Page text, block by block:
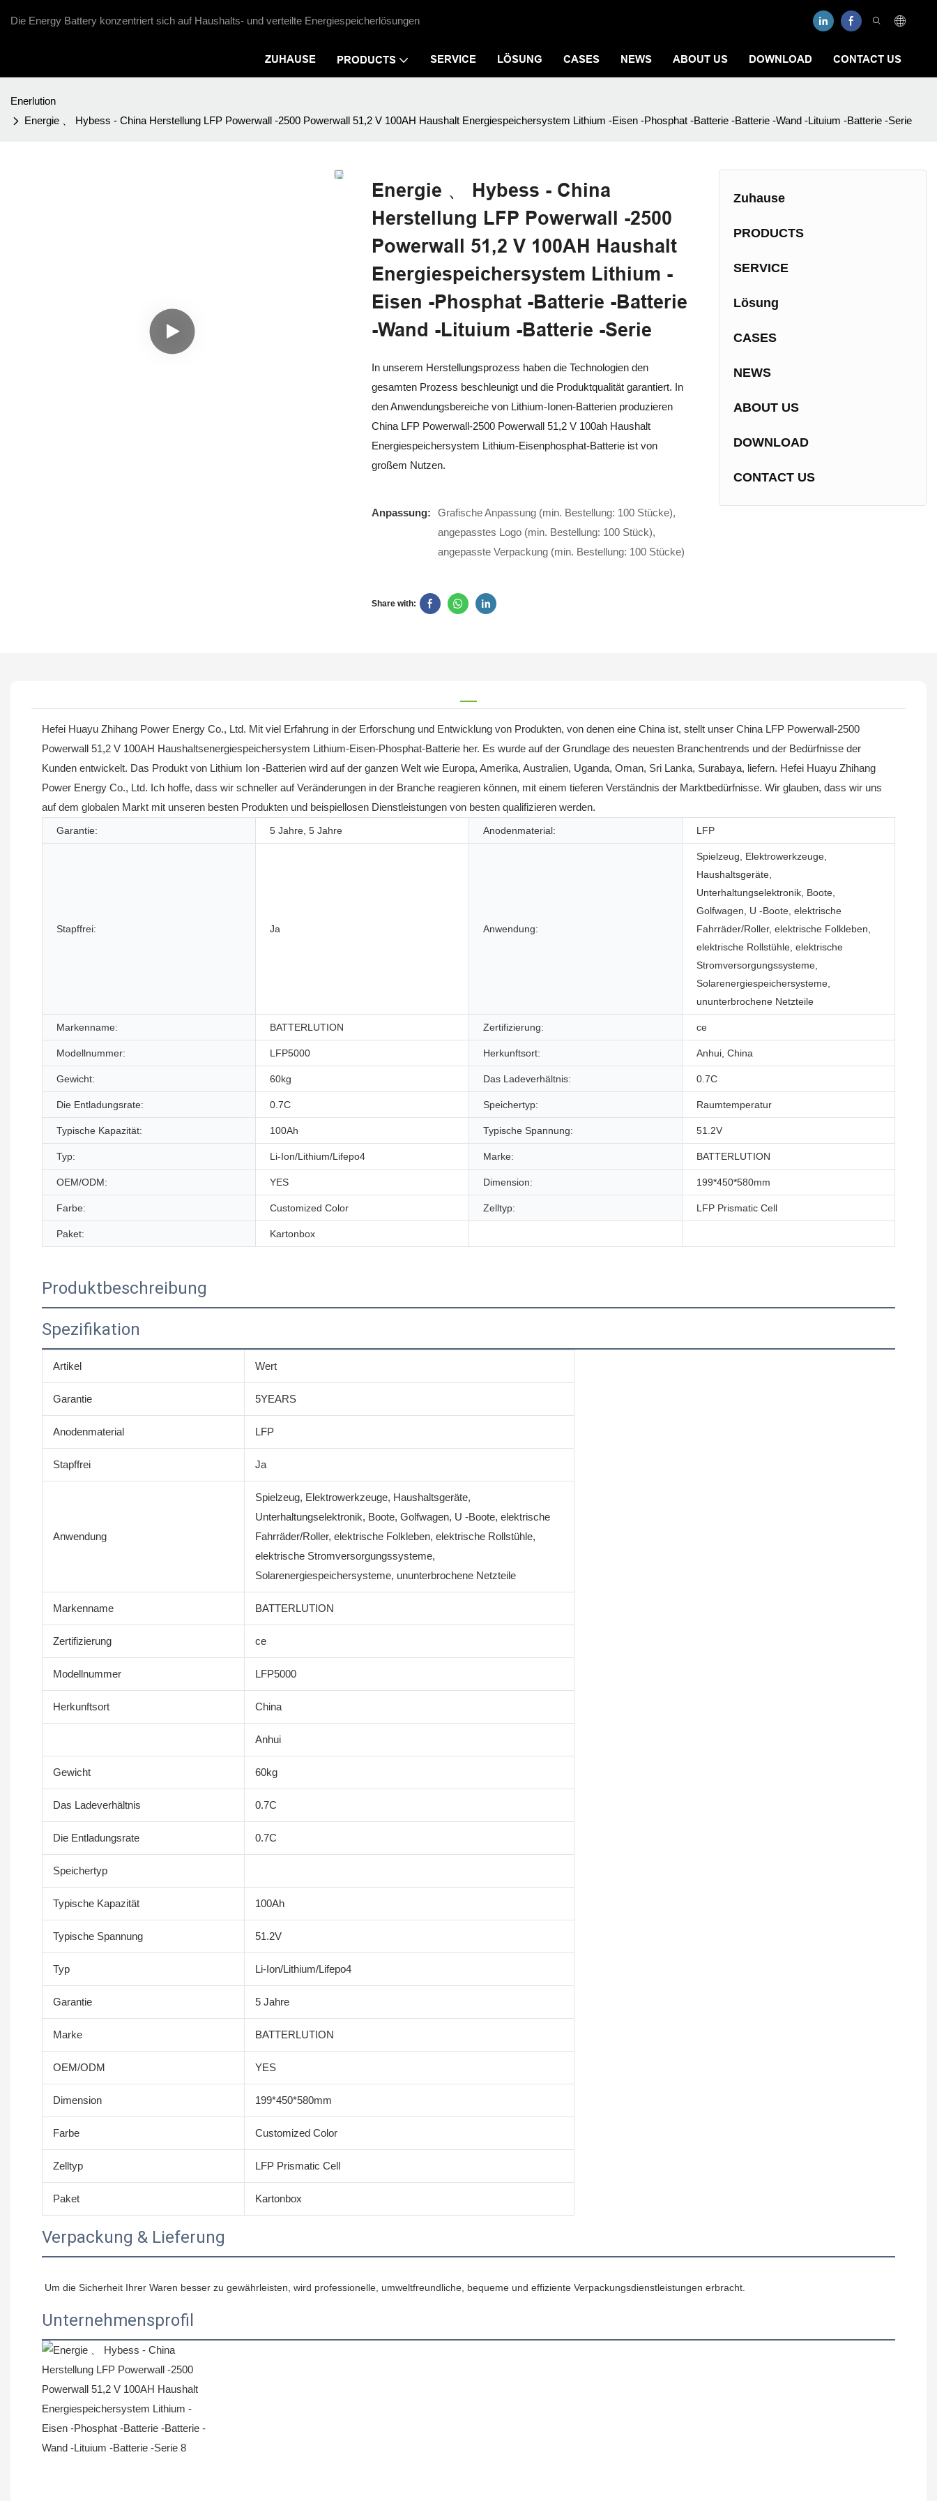
Die Energy Battery konzentriert sich auf Haushalts- und verteilte Energiespeicherlösungen
ZUHAUSE PRODUCTS SERVICE LÖSUNG CASES NEWS ABOUT US DOWNLOAD CONTACT US
Enerlution
Energie 、 Hybess - China Herstellung LFP Powerwall -2500 Powerwall 51,2 V 100AH ​​Haushalt Energiespeichersystem Lithium -Eisen -Phosphat -Batterie -Batterie -Wand -Lituium -Batterie -Serie
Energie 、 Hybess - China
Herstellung LFP Powerwall -2500
Powerwall 51,2 V 100AH ​​Haushalt
Energiespeichersystem Lithium -
Eisen -Phosphat -Batterie -Batterie
-Wand -Lituium -Batterie -Serie
In unserem Herstellungsprozess haben die Technologien den
gesamten Prozess beschleunigt und die Produktqualität garantiert. In
den Anwendungsbereiche von Lithium-Ionen-Batterien produzieren
China LFP Powerwall-2500 Powerwall 51,2 V 100ah Haushalt
Energiespeichersystem Lithium-Eisenphosphat-Batterie ist von
großem Nutzen.
Anpassung:
Grafische Anpassung (min. Bestellung: 100 Stücke),
angepasstes Logo (min. Bestellung: 100 Stück),
angepasste Verpackung (min. Bestellung: 100 Stücke)
Share with:
Zuhause
PRODUCTS
SERVICE
Lösung
CASES
NEWS
ABOUT US
DOWNLOAD
CONTACT US
Hefei Huayu Zhihang Power Energy Co., Ltd. Mit viel Erfahrung in der Erforschung und Entwicklung von Produkten, von denen eine China ist, stellt unser China LFP Powerwall-2500
Powerwall 51,2 V 100AH ​​Haushaltsenergiespeichersystem Lithium-Eisen-Phosphat-Batterie her. Es wurde auf der Grundlage des neuesten Branchentrends und der Bedürfnisse der
Kunden entwickelt. Das Produkt von Lithium Ion -Batterien wird auf der ganzen Welt wie Europa, Amerika, Australien, Uganda, Oman, Sri Lanka, Surabaya, liefern. Hefei Huayu Zhihang
Power Energy Co., Ltd. Ich hoffe, dass wir schneller auf Veränderungen in der Branche reagieren können, mit einem tieferen Verständnis der Marktbedürfnisse. Wir glauben, dass wir uns
auf dem globalen Markt mit unseren besten Produkten und beispiellosen Dienstleistungen von besten qualifizieren werden.
Garantie: 5 Jahre, 5 Jahre Anodenmaterial: LFP
Stapffrei: Ja Anwendung:
Spielzeug, Elektrowerkzeuge,
Haushaltsgeräte,
Unterhaltungselektronik, Boote,
Golfwagen, U -Boote, elektrische
Fahrräder/Roller, elektrische Folkleben,
elektrische Rollstühle, elektrische
Stromversorgungssysteme,
Solarenergiespeichersysteme,
ununterbrochene Netzteile
Markenname: BATTERLUTION Zertifizierung: ce
Modellnummer: LFP5000 Herkunftsort: Anhui, China
Gewicht: 60kg Das Ladeverhältnis: 0.7C
Die Entladungsrate: 0.7C Speichertyp: Raumtemperatur
Typische Kapazität: 100Ah Typische Spannung: 51.2V
Typ: Li-Ion/Lithium/Lifepo4 Marke: BATTERLUTION
OEM/ODM: YES Dimension: 199*450*580mm
Farbe: Customized Color Zelltyp: LFP Prismatic Cell
Paket: Kartonbox
Produktbeschreibung
Spezifikation
Artikel Wert
Garantie 5YEARS
Anodenmaterial LFP
Stapffrei Ja
Anwendung
Spielzeug, Elektrowerkzeuge, Haushaltsgeräte,
Unterhaltungselektronik, Boote, Golfwagen, U -Boote, elektrische
Fahrräder/Roller, elektrische Folkleben, elektrische Rollstühle,
elektrische Stromversorgungssysteme,
Solarenergiespeichersysteme, ununterbrochene Netzteile
Markenname BATTERLUTION
Zertifizierung ce
Modellnummer LFP5000
Herkunftsort China
Anhui
Gewicht 60kg
Das Ladeverhältnis 0.7C
Die Entladungsrate 0.7C
Speichertyp
Typische Kapazität 100Ah
Typische Spannung 51.2V
Typ Li-Ion/Lithium/Lifepo4
Garantie 5 Jahre
Marke BATTERLUTION
OEM/ODM YES
Dimension 199*450*580mm
Farbe Customized Color
Zelltyp LFP Prismatic Cell
Paket Kartonbox
Verpackung & Lieferung
Unternehmensprofil